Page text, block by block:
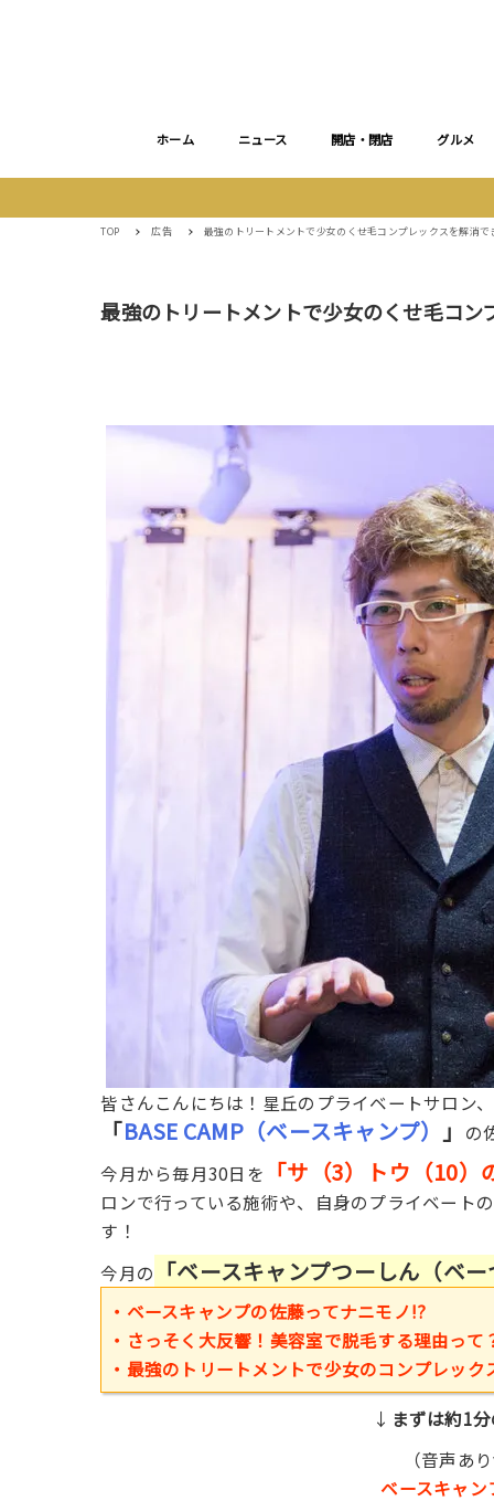
ホーム ニュース 開店・閉店 グルメ
TOP 広告 最強のトリートメントで少女のくせ毛コンプレックスを解消
最強のトリートメントで少女のくせ毛コ
皆さんこんにちは！星丘のプライベートサロン、
「BASE CAMP（ベースキャンプ） 」
の
今月から毎月30日を
「サ（3）トウ（10）
ロンで行っている施術や、自身のプライベート
す！
今月の
「ベースキャンプつーしん（ベ
・ベースキャンプの佐藤ってナニモノ!?
・さっそく大反響！美容室で脱毛する理由って
・最強のトリートメントで少女のコンプレッ
↓ まずは約1
（音声あ
ベースキャ